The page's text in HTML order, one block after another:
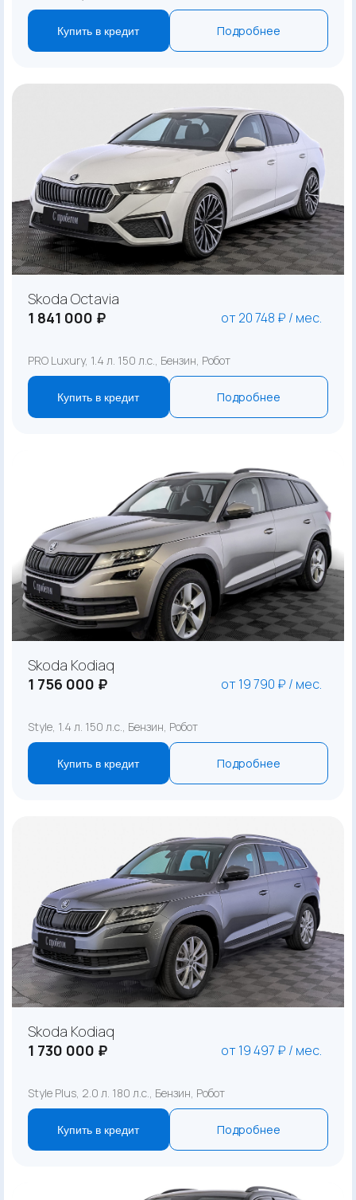
Купить в кредит Подробнее
Skoda Octavia
1 841 000 ₽
от 20 748 ₽ / мес.
PRO Luxury, 1.4 л. 150 л.с., Бензин, Робот
Купить в кредит Подробнее
Skoda Kodiaq
1 756 000 ₽
от 19 790 ₽ / мес.
Style, 1.4 л. 150 л.с., Бензин, Робот
Купить в кредит Подробнее
Skoda Kodiaq
1 730 000 ₽
от 19 497 ₽ / мес.
Style Plus, 2.0 л. 180 л.с., Бензин, Робот
Купить в кредит Подробнее